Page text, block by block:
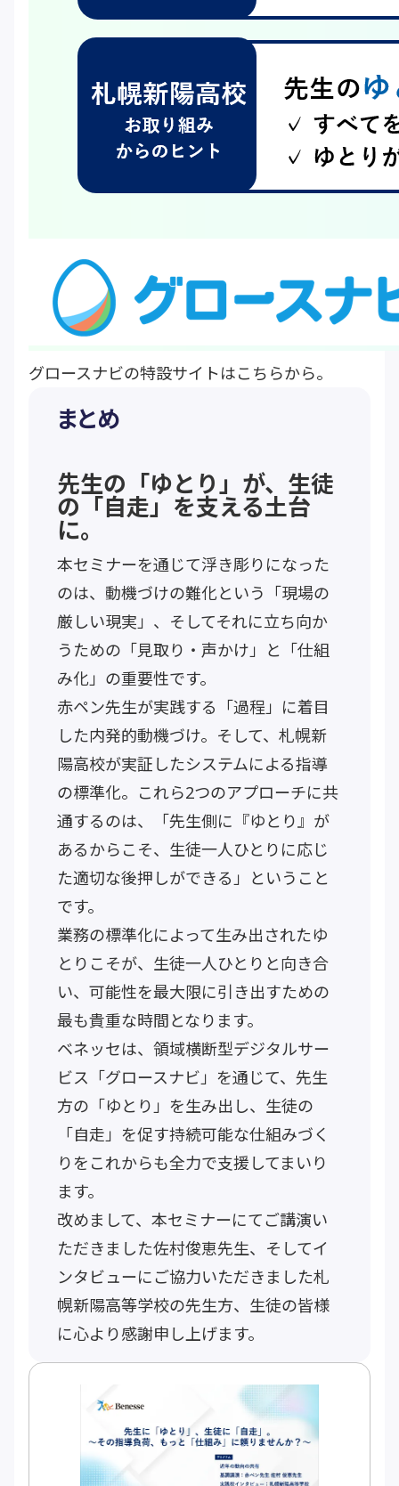
グロースナビの特設サイトはこちらから。
まとめ
先生の「ゆとり」が、生徒
の「自走」を支える土台
に。
本セミナーを通じて浮き彫りになった
のは、動機づけの難化という「現場の
厳しい現実」、そしてそれに立ち向か
うための「見取り・声かけ」と「仕組
み化」の重要性です。
赤ペン先生が実践する「過程」に着目
した内発的動機づけ。そして、札幌新
陽高校が実証したシステムによる指導
の標準化。これら2つのアプローチに共
通するのは、「先生側に『ゆとり』が
あるからこそ、生徒一人ひとりに応じ
た適切な後押しができる」ということ
です。
業務の標準化によって生み出されたゆ
とりこそが、生徒一人ひとりと向き合
い、可能性を最大限に引き出すための
最も貴重な時間となります。
ベネッセは、領域横断型デジタルサー
ビス「グロースナビ」を通じて、先生
方の「ゆとり」を生み出し、生徒の
「自走」を促す持続可能な仕組みづく
りをこれからも全力で支援してまいり
ます。
改めまして、本セミナーにてご講演い
ただきました佐村俊恵先生、そしてイ
ンタビューにご協力いただきました札
幌新陽高等学校の先生方、生徒の皆様
に心より感謝申し上げます。